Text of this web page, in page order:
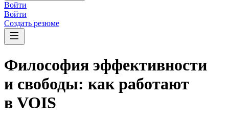
Войти
Войти
Создать резюме
Философия эффективности
и свободы: как работают
в VOIS